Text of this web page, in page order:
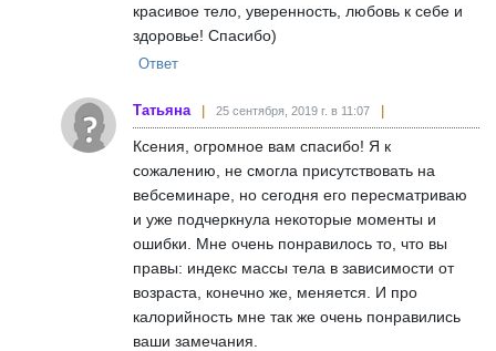
красивое тело, уверенность, любовь к себе и
здоровье! Спасибо)
Ответ
Татьяна 25 сентября, 2019 г. в 11:07
Ксения, огромное вам спасибо! Я к
сожалению, не смогла присутствовать на
вебсеминаре, но сегодня его пересматриваю
и уже подчеркнула некоторые моменты и
ошибки. Мне очень понравилось то, что вы
правы: индекс массы тела в зависимости от
возраста, конечно же, меняется. И про
калорийность мне так же очень понравились
ваши замечания.